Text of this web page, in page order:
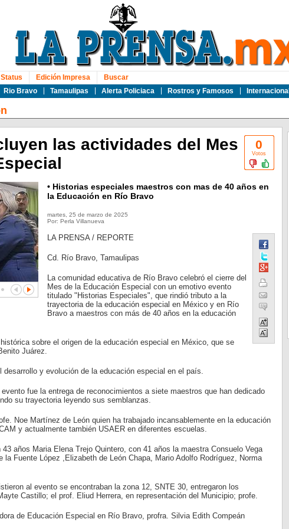
Rio Bravo Tamaulipas Alerta Policiaca Rostros y Famosos Internacional
Status Edición Impresa Buscar
0
Votos
las actividades del Mes
• Historias especiales maestros con mas de 40 años en
la Educación en Río Bravo
martes, 25 de marzo de 2025
Por: Perla Villanueva
LA PRENSA / REPORTE
Cd. Río Bravo, Tamaulipas
La comunidad educativa de Río Bravo celebró el cierre del
Mes de la Educación Especial con un emotivo evento
titulado "Historias Especiales", que rindió tributo a la
trayectoria de la educación especial en México y en Río
Bravo a maestros con más de 40 años en la educación
sobre el origen de la educación especial en México, que se
Juárez.
desarrollo y evolución de la educación especial en el país.
fue la entrega de reconocimientos a siete maestros que han dedicado
su trayectoria leyendo sus semblanzas.
Noe Martínez de León quien ha trabajado incansablemente en la educación
y actualmente también USAER en diferentes escuelas.
años Maria Elena Trejo Quintero, con 41 años la maestra Consuelo Vega
Fuente López ,Elizabeth de León Chapa, Mario Adolfo Rodríguez, Norma
al evento se encontraban la zona 12, SNTE 30, entregaron los
Castillo; el prof. Eliud Herrera, en representación del Municipio; profe.
de Educación Especial en Río Bravo, profra. Silvia Edith Compeán